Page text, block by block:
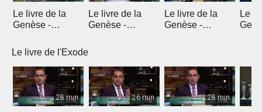
Le livre de la
Genèse -
Le livre de la
Genèse -
Le livre de la
Genèse -
Le
Le livre de l'Exode
28 min 26 min 28 min